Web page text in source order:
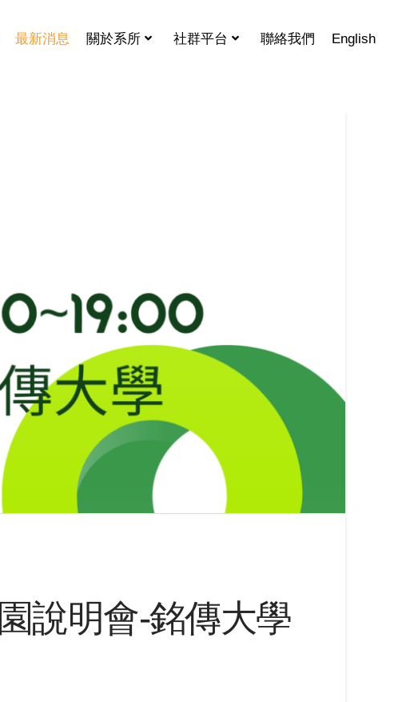
最新消息 關於系所 社群平台 聯絡我們 English
說明會-銘傳大學